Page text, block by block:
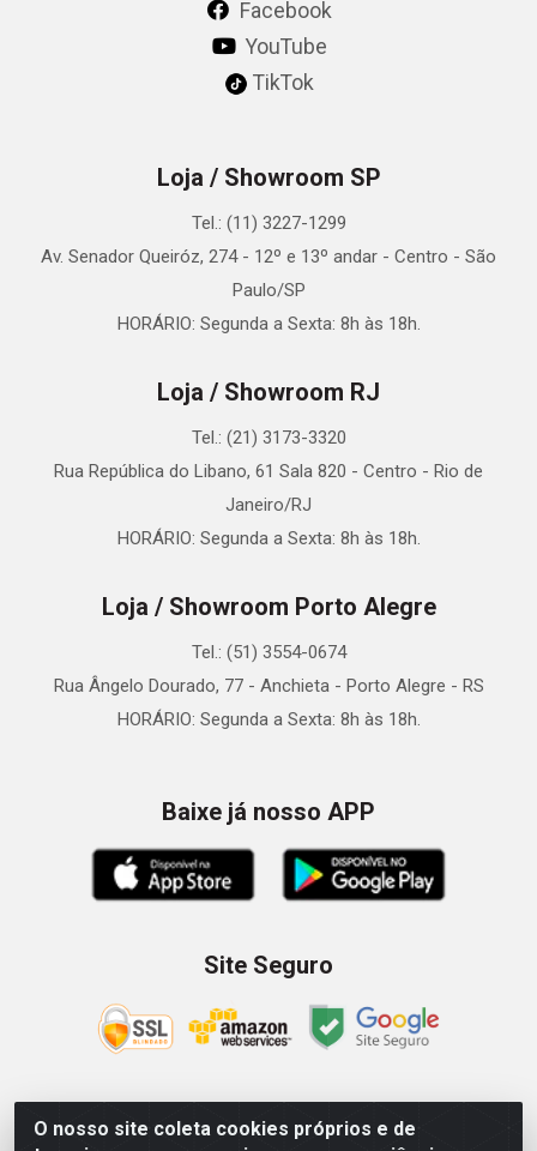
O nosso site coleta cookies próprios e de
Facebook
YouTube
TikTok
Loja / Showroom SP
Tel.: (11) 3227-1299
Av. Senador Queiróz, 274 - 12º e 13º andar - Centro - São
Paulo/SP
HORÁRIO: Segunda a Sexta: 8h às 18h.
Loja / Showroom RJ
Tel.: (21) 3173-3320
Rua República do Libano, 61 Sala 820 - Centro - Rio de
Janeiro/RJ
HORÁRIO: Segunda a Sexta: 8h às 18h.
Loja / Showroom Porto Alegre
Tel.: (51) 3554-0674
Rua Ângelo Dourado, 77 - Anchieta - Porto Alegre - RS
HORÁRIO: Segunda a Sexta: 8h às 18h.
Baixe já nosso APP
Site Seguro
Zein Importação e Comércio LTDA - Av. Senador Queiróz, 274